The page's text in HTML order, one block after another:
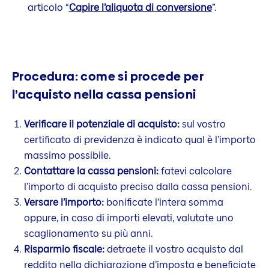
articolo “Capire l’aliquota di conversione”.
Procedura: come si procede per
l’acquisto nella cassa pensioni
Verificare il potenziale di acquisto:sul vostro
certificato di previdenza è indicato qual è l’importo
massimo possibile.
Contattare la cassa pensioni:fatevi calcolare
l’importo di acquisto preciso dalla cassa pensioni.
Versare l’importo: bonificate l’intera somma
oppure, in caso di importi elevati, valutate uno
scaglionamento su più anni.
Risparmio fiscale:detraete il vostro acquisto dal
reddito nella dichiarazione d’imposta e beneficiate